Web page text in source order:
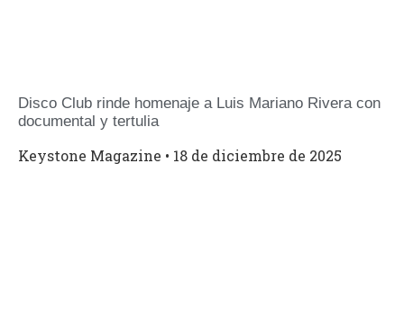
Disco Club rinde homenaje a Luis Mariano Rivera con
documental y tertulia
Keystone Magazine 18 de diciembre de 2025